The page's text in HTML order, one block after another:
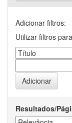
Adicionar filtros:
Utilizar filtros
Resultados/